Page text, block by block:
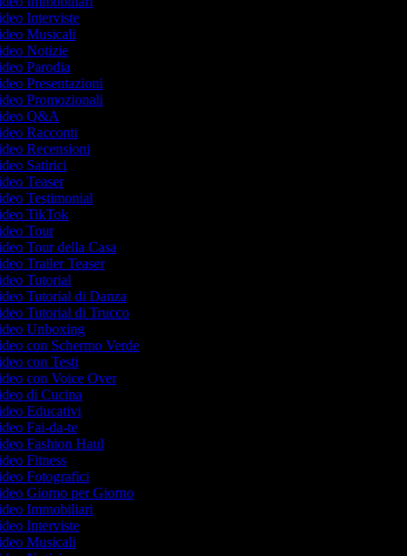
Interviste
Musicali
Notizie
Parodia
Presentazioni
Promozionali
Q&A
Racconti
Recensioni
Satirici
Teaser
Testimonial
TikTok
Tour
Tour della Casa
Trailer Teaser
Tutorial
Tutorial di Danza
Tutorial di Trucco
Unboxing
con Schermo Verde
con Testi
con Voice Over
di Cucina
Educativi
Fai-da-te
Fashion Haul
Fitness
Fotografici
Giorno per Giorno
Immobiliari
Interviste
Musicali